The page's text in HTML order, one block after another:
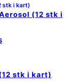
(12 stk i
stk i kart)